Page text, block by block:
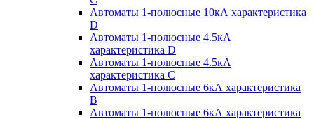
Автоматы 1-полюсные 10кА характеристика
D
Автоматы 1-полюсные 4.5кА
характеристика D
Автоматы 1-полюсные 4.5кА
характеристика С
Автоматы 1-полюсные 6кА характеристика
B
Автоматы 1-полюсные 6кА характеристика